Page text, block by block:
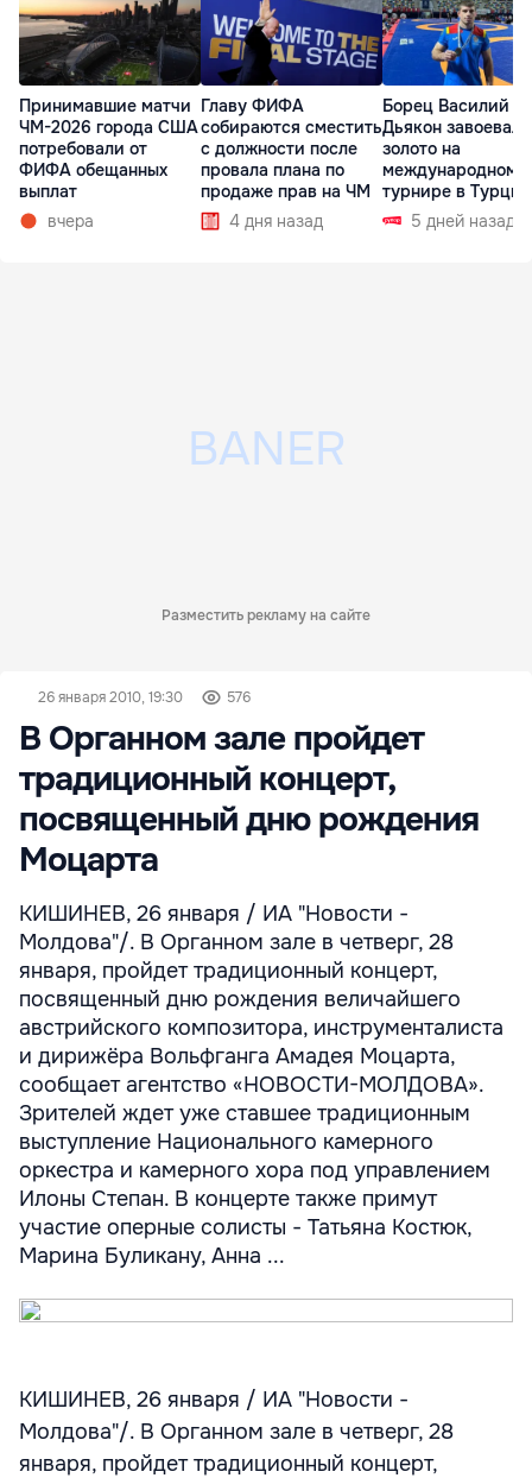
Принимавшие матчи
ЧМ-2026 города США
потребовали от
ФИФА обещанных
выплат
вчера
Главу ФИФА
собираются сместить
с должности после
провала плана по
продаже прав на ЧМ
4 дня назад
Борец Василий
Дьякон завоевал
золото на
международном
турнире в Турции
5 дней назад
Разместить рекламу на сайте
26 января 2010, 19:30 576
В Органном зале пройдет
традиционный концерт,
посвященный дню рождения
Моцарта
КИШИНЕВ, 26 января / ИА "Новости -
Молдова"/. В Органном зале в четверг, 28
января, пройдет традиционный концерт,
посвященный дню рождения величайшего
австрийского композитора, инструменталиста
и дирижёра Вольфганга Амадея Моцарта,
сообщает агентство «НОВОСТИ-МОЛДОВА».
Зрителей ждет уже ставшее традиционным
выступление Национального камерного
оркестра и камерного хора под управлением
Илоны Степан. В концерте также примут
участие оперные солисты - Татьяна Костюк,
Марина Буликану, Анна ...
КИШИНЕВ, 26 января / ИА "Новости -
Молдова"/. В Органном зале в четверг, 28
января, пройдет традиционный концерт,